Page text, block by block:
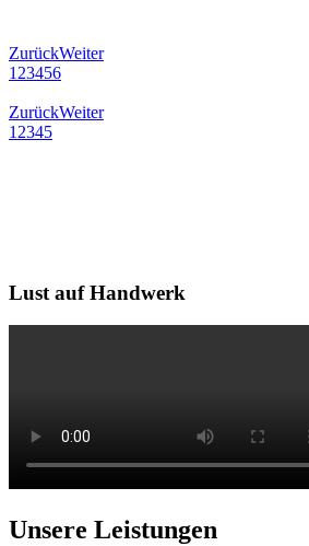
ZurückWeiter
1 23456
ZurückWeiter
1 2345
Lust auf Handwerk
Unsere Leistungen